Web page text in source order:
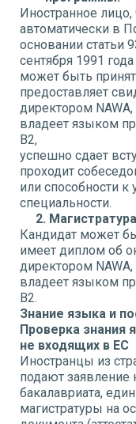
Иностранное лицо,
автоматически в
основании статьи
сентября 1991
может быть
предоставляет
директором NAWA,
владеет языком
B2,
успешно сдает
проходит
или способности
специальности.
2.
Кандидат может
имеет диплом об
директором NAWA,
владеет языком
B2.
Знание языка и
Проверка знания
не входящих в ЕС
Иностранцы из
подают заявление
бакалавриата,
магистратуры на